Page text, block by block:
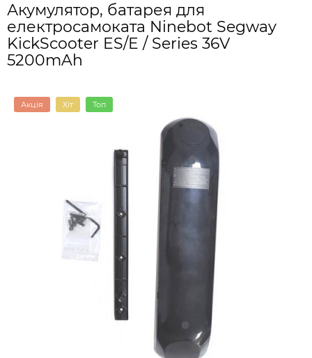
Акумулятор, батарея для
електросамоката Ninebot Segway
KickScooter ES/E / Series 36V
5200mAh
Акція Хіт Топ